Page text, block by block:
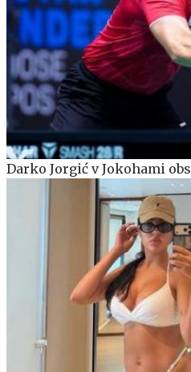
Darko Jorgić v Jokohami